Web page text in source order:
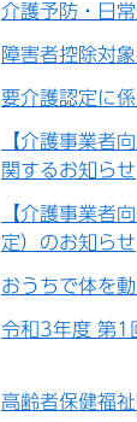
介護予防・日
障害者控除対
要介護認定に
【介護事業者
関するお知らせ
【介護事業者
定）のお知らせ
おうちで体を
令和3年度 第1
高齢者保健福